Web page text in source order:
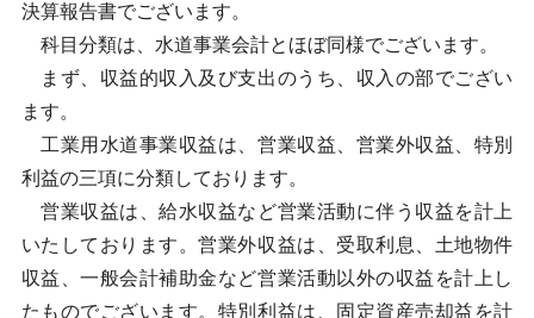
決算報告書でございます。
科目分類は、水道事業会計とほぼ同様でございます。
まず、収益的収入及び支出のうち、収入の部でござい
ます。
工業用水道事業収益は、営業収益、営業外収益、特別
利益の三項に分類しております。
営業収益は、給水収益など営業活動に伴う収益を計上
いたしております。営業外収益は、受取利息、土地物件
収益、一般会計補助金など営業活動以外の収益を計上し
たものでございます。特別利益は、固定資産売却益を計